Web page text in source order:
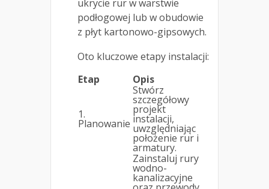
ukrycie rur w warstwie
podłogowej lub w obudowie
z płyt kartonowo-gipsowych.
Oto kluczowe etapy instalacji:
Etap
Opis
1.
Planowanie
Stwórz
szczegółowy
projekt
instalacji,
uwzględniając
położenie rur i
armatury.
Zainstaluj rury
wodno-
kanalizacyjne